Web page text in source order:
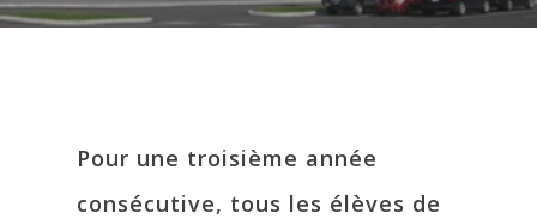
Pour une troisième année
consécutive, tous les élèves de